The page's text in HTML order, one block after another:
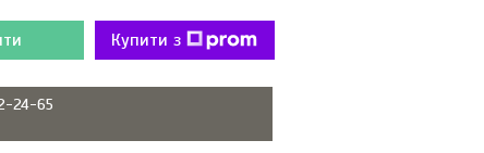
Купити з
24-65